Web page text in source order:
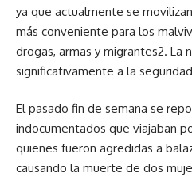
ya que actualmente se
más conveniente para los
drogas, armas y migrantes2. La
significativamente a la
El pasado fin de semana se
indocumentados que viajaban
quienes fueron agredidas a
causando la muerte de dos